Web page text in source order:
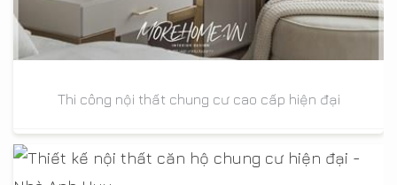
Thi công nội thất chung cư cao cấp hiện đại